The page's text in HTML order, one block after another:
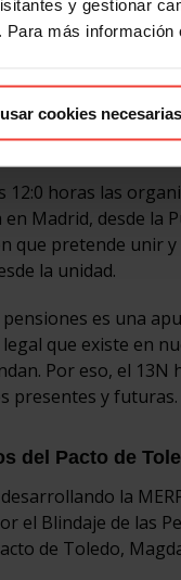
y gestionar
Para más información
cookies necesarias
las pensiones.
para
en Madrid
12:0 horas las
Madrid, desde la
que pretende unir
la unidad.
es una
que existe en
Por eso, el
presentes y futuras.
del Pacto de
la
el Blindaje de las
de Toledo,